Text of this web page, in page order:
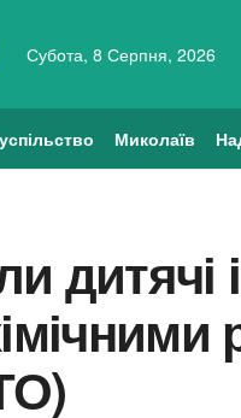
Субота, 8 Серпня, 2026
Миколаїв
дитячі